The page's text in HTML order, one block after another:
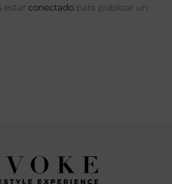
estar conectado para publicar un